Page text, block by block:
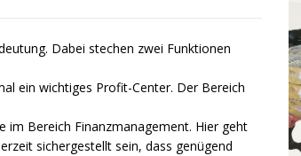
Dabei stechen zwei Funktionen
ein wichtiges Profit-Center. Der Bereich
Bereich Finanzmanagement. Hier geht
sichergestellt sein, dass genügend